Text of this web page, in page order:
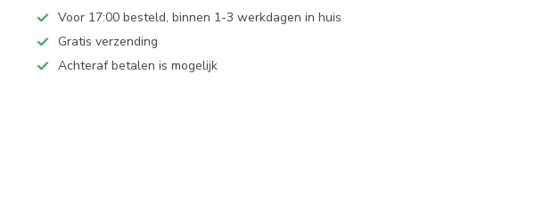
Voor 17:00 besteld, binnen 1-3 werkdagen in huis
Gratis verzending
Achteraf betalen is mogelijk